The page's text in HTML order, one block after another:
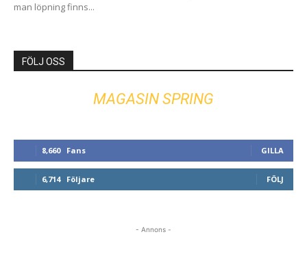
man löpning finns...
FÖLJ OSS
MAGASIN SPRING
8,660 Fans GILLA
6,714 Följare FÖLJ
- Annons -